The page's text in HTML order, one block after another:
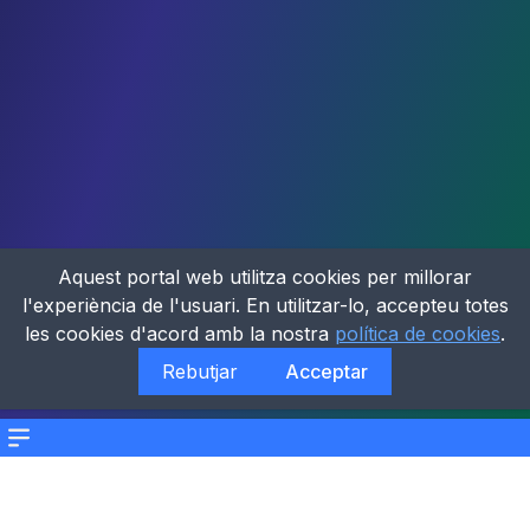
Menu
Aquest portal web utilitza cookies per millorar
l'experiència de l'usuari. En utilitzar-lo, accepteu totes
les cookies d'acord amb la nostra política de cookies.
Rebutjar
Acceptar